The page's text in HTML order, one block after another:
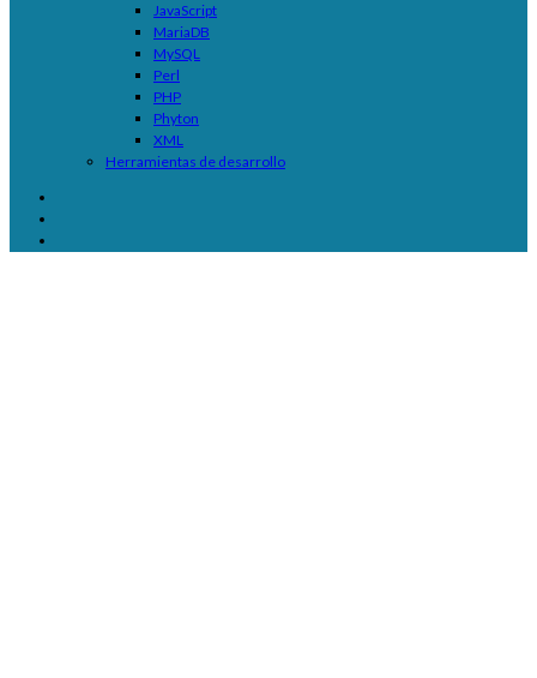
JavaScript
MariaDB
MySQL
Perl
PHP
Phyton
XML
Herramientas de desarrollo